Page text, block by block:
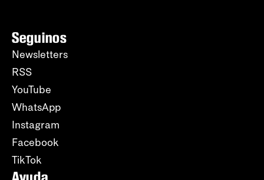
Seguinos
Newsletters
RSS
YouTube
WhatsApp
Instagram
Facebook
TikTok